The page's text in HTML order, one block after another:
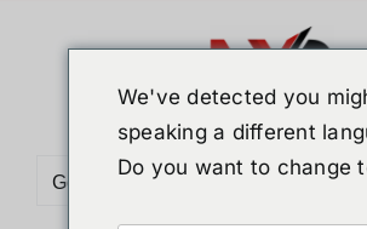
Go to...
We've detected you
speaking a different
Do you want to change